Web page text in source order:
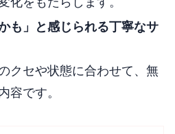
も」と感じられる丁寧なサ
クセや状態に合わせて、無
容です。